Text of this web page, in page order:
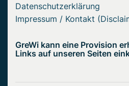
Datenschutzerklärung
Impressum / Kontakt
GreWi kann eine Provision
Links auf unseren Seiten